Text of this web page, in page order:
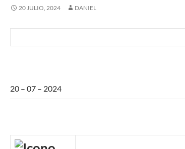
20 JULIO, 2024 DANIEL
20 – 07 – 2024